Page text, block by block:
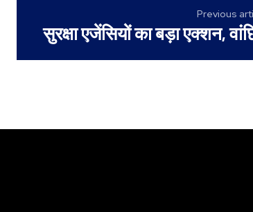
Previous
सुरक्षा एजेंसियों का बड़ा एक्शन,